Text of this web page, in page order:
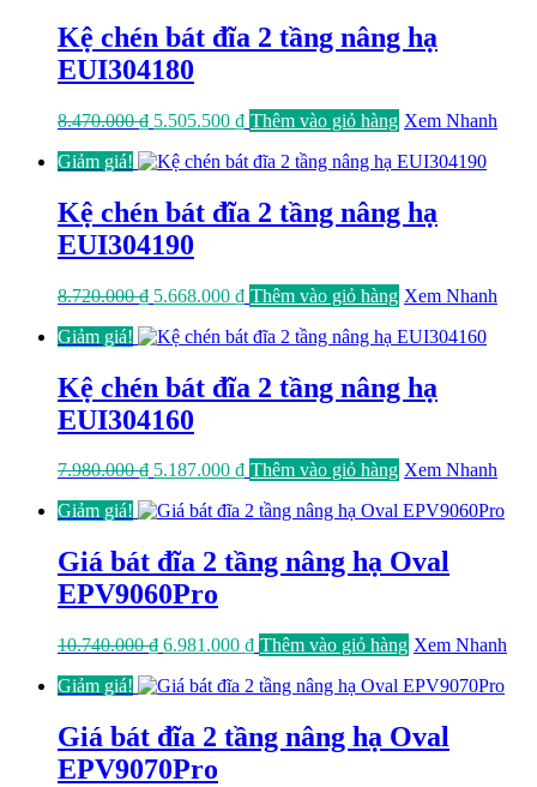
5.343.000 ₫.
Kệ chén bát đĩa 2 tầng nâng hạ
EUI304180
8.470.000₫ Giá
là:
5.505.500 ₫Giá
tại
5.505.500 ₫.
Thêm vào giỏ hàng Xem Nhanh
Giảm giá!
Kệ chén bát đĩa 2 tầng nâng hạ
EUI304190
8.720.000₫ Giá
là:
5.668.000 ₫Giá
tại
5.668.000 ₫.
Thêm vào giỏ hàng Xem Nhanh
Giảm giá!
Kệ chén bát đĩa 2 tầng nâng hạ
EUI304160
7.980.000₫ Giá
là:
5.187.000 ₫Giá
tại
5.187.000 ₫.
Thêm vào giỏ hàng Xem Nhanh
Giảm giá!
Giá bát đĩa 2 tầng nâng hạ Oval
EPV9060Pro
10.740.000₫ Giá
là:
6.981.000 ₫Giá
tại
6.981.000 ₫.
Thêm vào giỏ hàng Xem Nhanh
Giảm giá!
Giá bát đĩa 2 tầng nâng hạ Oval
EPV9070Pro